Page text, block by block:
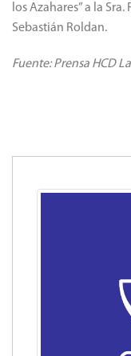
los Azahares” a la
Sebastián Roldan.
Fuente: Prensa HCD